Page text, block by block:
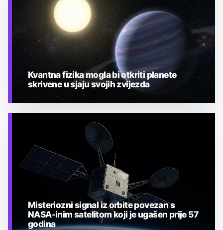
Kvantna fizika mogla bi otkriti planete
skrivene u sjaju svojih zvijezda
Misteriozni signal iz orbite povezan s
NASA-inim satelitom koji je ugašen prije 57
godina